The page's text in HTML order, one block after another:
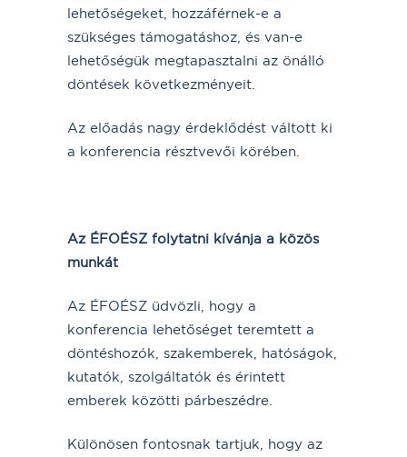
lehetőségeket, hozzáférnek-e a
szükséges támogatáshoz, és van-e
lehetőségük megtapasztalni az önálló
döntések következményeit.
Az előadás nagy érdeklődést váltott ki
a konferencia résztvevői körében.
Az ÉFOÉSZ folytatni kívánja a közös
munkát
Az ÉFOÉSZ üdvözli, hogy a
konferencia lehetőséget teremtett a
döntéshozók, szakemberek, hatóságok,
kutatók, szolgáltatók és érintett
emberek közötti párbeszédre.
Különösen fontosnak tartjuk, hogy az